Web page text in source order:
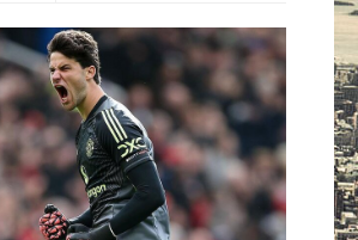
Güney Azərbaycan
Mədəniyyət
Müsahibə
İdman